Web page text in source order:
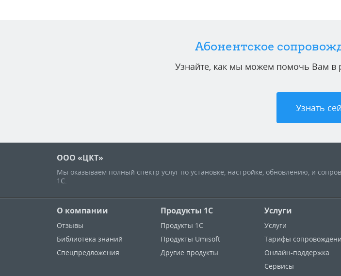
Абонентское
Узнайте, как мы можем помочь Вам в
Узнать
ООО «ЦКТ»
Мы оказываем полный спектр услуг по установке, настройке, обновлению, и
1С.
О компании
Отзывы
Библиотека знаний
Спецпредложения
Продукты 1С
Продукты 1С
Продукты Umisoft
Другие продукты
Услуги
Услуги
Тарифы
Онлайн-поддержка
Сервисы